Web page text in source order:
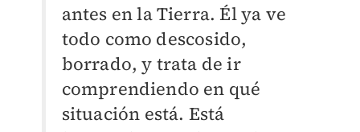
antes en la Tierra. Él ya ve
todo como descosido,
borrado, y trata de ir
comprendiendo en qué
situación está. Está